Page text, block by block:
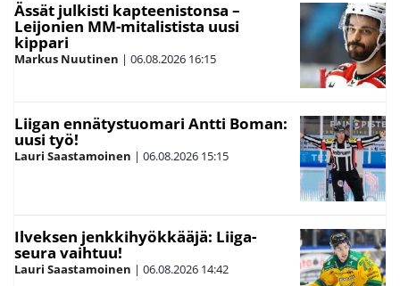
Ässät julkisti kapteenistonsa –
Leijonien MM-mitalistista uusi
kippari
Markus Nuutinen | 06.08.2026 16:15
Liigan ennätystuomari Antti Boman:
uusi työ!
Lauri Saastamoinen | 06.08.2026 15:15
Ilveksen jenkkihyökkääjä: Liiga-
seura vaihtuu!
Lauri Saastamoinen | 06.08.2026 14:42